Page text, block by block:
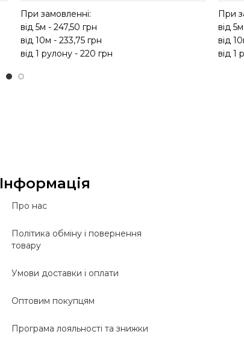
При замовленні:
від 5м - 247,50 грн
від 10м - 233,75 грн
від 1 рулону - 220 грн
При
від
від
від 1
Інформація
Про нас
Політика обміну і повернення
товару
Умови доставки і оплати
Оптовим покупцям
Програма лояльності та знижки